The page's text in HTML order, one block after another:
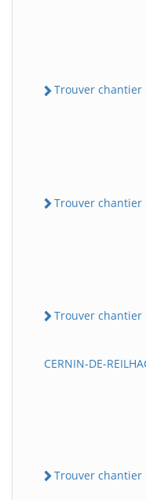
Trouver chantier
Trouver chantier
Trouver chantier
CERNIN-DE-
Trouver chantier